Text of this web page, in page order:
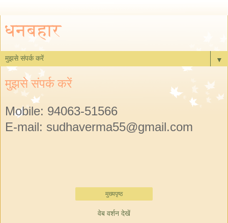
धनबहार
▼
मुझसे संपर्क करें
Mobile: 94063-51566
E-mail: sudhaverma55@gmail.com
मुख्यपृष्ठ
वेब वर्शन देखें